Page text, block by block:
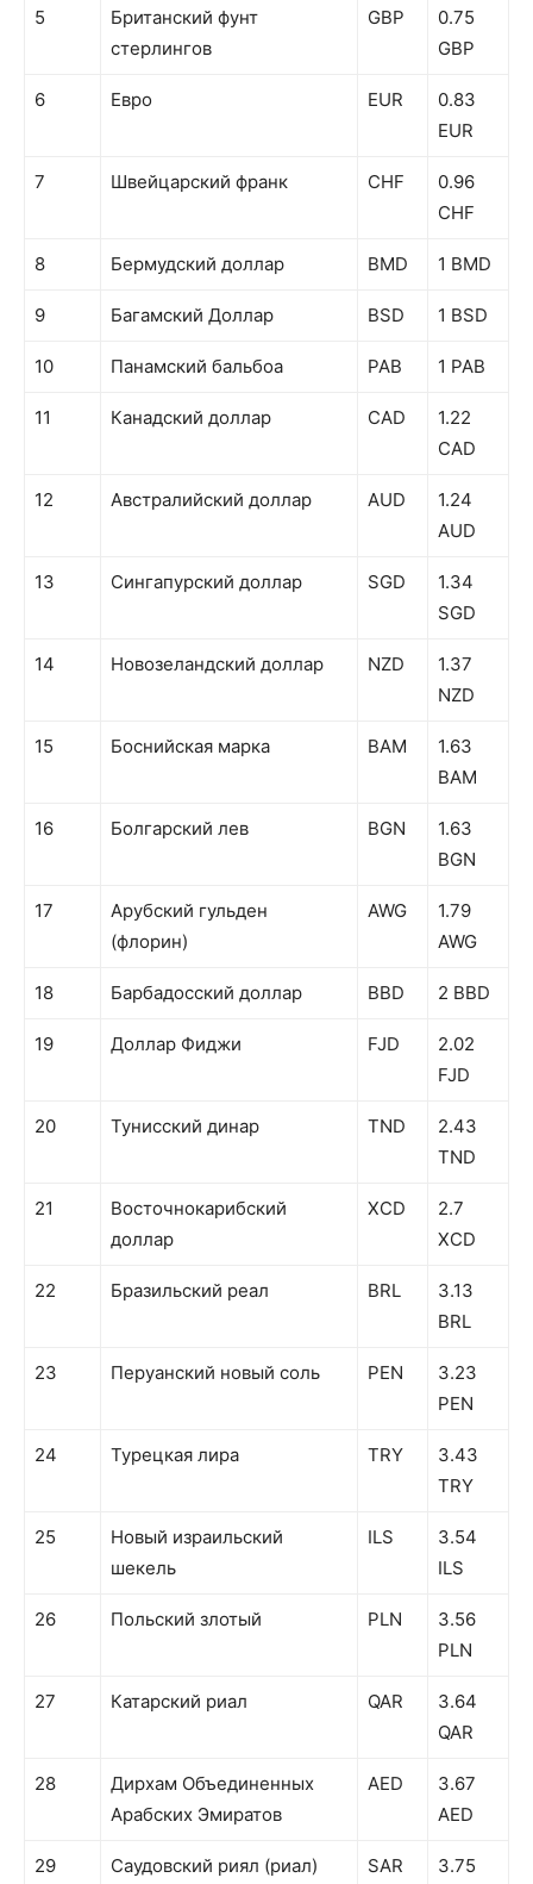
5
Британский фунт
стерлингов
GBP
0.75
GBP
6 Евро EUR
0.83
EUR
7 Швейцарский франк CHF
0.96
CHF
8 Бермудский доллар BMD 1 BMD
9 Багамский Доллар BSD 1 BSD
10 Панамский бальбоа PAB 1 PAB
11 Канадский доллар CAD
1.22
CAD
12 Австралийский доллар AUD
1.24
AUD
13 Сингапурский доллар SGD
1.34
SGD
14 Новозеландский доллар NZD
1.37
NZD
15 Боснийская марка BAM
1.63
BAM
16 Болгарский лев BGN
1.63
BGN
17
Арубский гульден
(флорин)
AWG
1.79
AWG
18 Барбадосский доллар BBD 2 BBD
19 Доллар Фиджи FJD
2.02
FJD
20 Тунисский динар TND
2.43
TND
21
Восточнокарибский
доллар
XCD
2.7
XCD
22 Бразильский реал BRL
3.13
BRL
23 Перуанский новый соль PEN
3.23
PEN
24 Турецкая лира TRY
3.43
TRY
25
Новый израильский
шекель
ILS
3.54
ILS
26 Польский злотый PLN
3.56
PLN
27 Катарский риал QAR
3.64
QAR
28
Дирхам Объединенных
Арабских Эмиратов
AED
3.67
AED
29 Саудовский риял (риал) SAR 3.75